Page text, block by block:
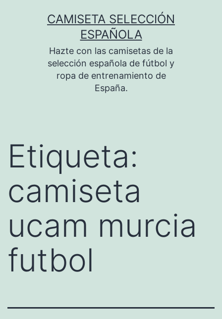
CAMISETA SELECCIÓN
ESPAÑOLA
Hazte con las camisetas de la
selección española de fútbol y
ropa de entrenamiento de
España.
Etiqueta:
camiseta
ucam murcia
futbol